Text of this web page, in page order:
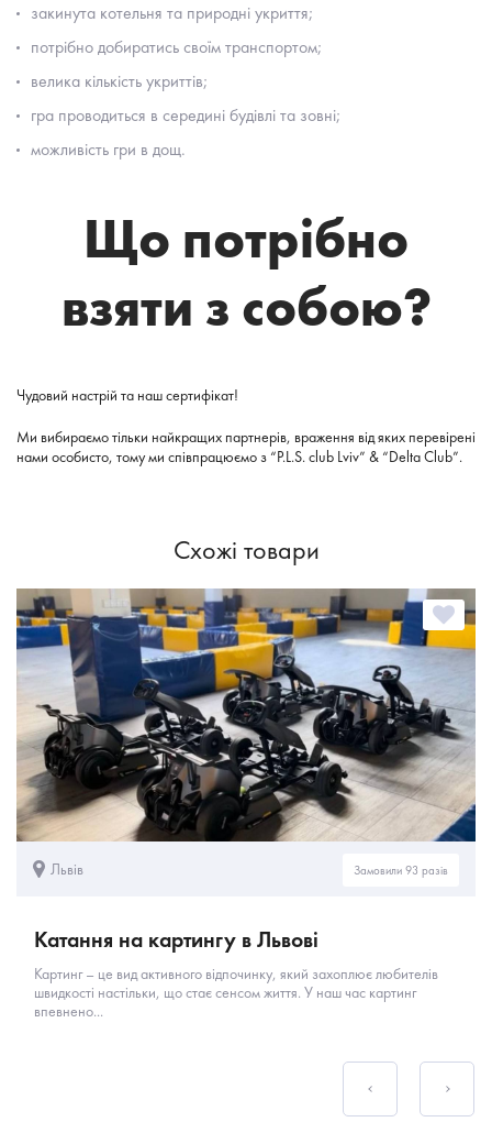
закинута котельня та природні укриття;
потрібно добиратись своїм транспортом;
велика кількість укриттів;
гра проводиться в середині будівлі та зовні;
можливість гри в дощ.
Що потрібно
взяти з собою?
Чудовий настрій та наш сертифікат!
Ми вибираємо тільки найкращих партнерів, враження від яких перевірені
нами особисто, тому ми співпрацюємо з “P.L.S. club Lviv” & “Delta Club”.
Схожі товари
Львів Замовили 93 разів
Катання на картингу в Львові
Картинг – це вид активного відпочинку, який захоплює любителів
швидкості настільки, що стає сенсом життя. У наш час картинг
впевнено...